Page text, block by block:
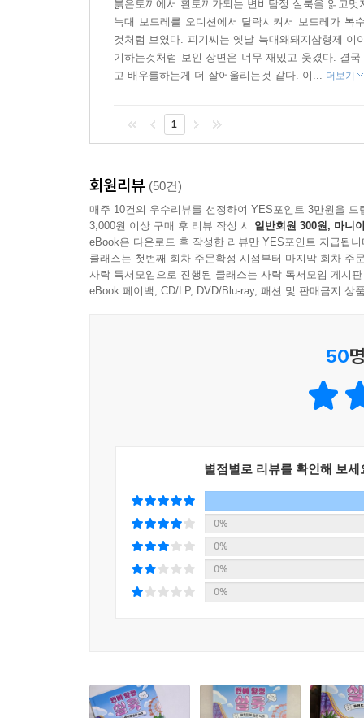
붉은토끼에서 흰토끼가되는 변비탐정 실룩을 읽고
늑대 보드레를 오디션에서 탈락시켜서 보드레가 복
것처럼 보였다. 피기씨는 옛날 늑대왜돼지삼형제
기하는것처럼 보인 장면은 너무 재밌고 웃겼다. 결
고 배우를하는게 더 잘어울리는것 같다. 이... 더보기
1
회원리뷰 (50건)
매주 10건의 우수리뷰를 선정하여 YES포인트 3만원을 드
3,000원 이상 구매 후 리뷰 작성 시 일반회원 300원, 마니
eBook은 다운로드 후 작성한 리뷰만 YES포인트 지급됩니
클래스는 첫번째 회차 주문확정 시점부터 마지막 회차 주
사락 독서모임으로 진행된 클래스는 사락 독서모임 게시
eBook 페이백, CD/LP, DVD/Blu-ray, 패션 및 판매금지 상
50
별점별로 리뷰를 확인해 보세
0%
0%
0%
0%